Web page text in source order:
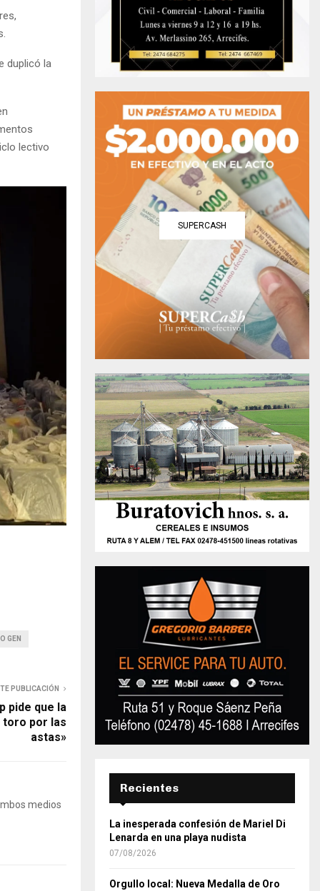
duplicó la
lectivo
GEN
PUBLICACIÓN
pide que la
toro por las
astas»
medios
SUPERCASH
Recientes
La inesperada confesión de Mariel Di
Lenarda en una playa nudista
07/08/2026
Orgullo local: Nueva Medalla de Oro